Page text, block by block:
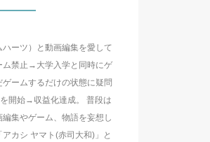
ーツ）と動画編集を愛して
ム禁止→大学入学と同時にゲ
ームするだけの状態に疑問
開始→収益化達成。 普段は
集やゲーム、物語を妄想し
カシ ヤマト(赤司大和)」と